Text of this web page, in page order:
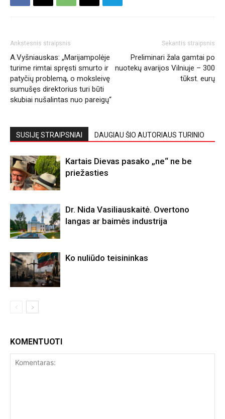
Ankstesnis straipsnis
A.Vyšniauskas: „Marijampolėje
turime rimtai spręsti smurto ir
patyčių problemą, o moksleivę
sumušęs direktorius turi būti
skubiai nušalintas nuo pareigų“
Sekantis straipsnis
Preliminari žala gamtai po
nuotekų avarijos Vilniuje – 300
tūkst. eurų
SUSIJĘ STRAIPSNIAI DAUGIAU ŠIO AUTORIAUS TURINIO
Kartais Dievas pasako „ne“ ne be
priežasties
Dr. Nida Vasiliauskaitė. Overtono
langas ar baimės industrija
Ko nuliūdo teisininkas
KOMENTUOTI